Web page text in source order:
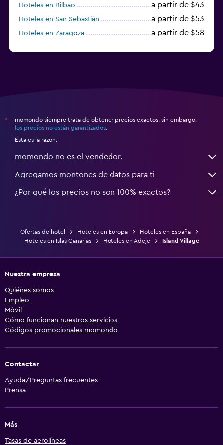
Hoteles en Bilbao a partir de $43
Hoteles en San Sebastián a partir de $53
Hoteles en Zaragoza a partir de $58
*
momondo siempre trata de obtener precios exactos, sin embargo,
los precios no están garantizados
Esta es la razón:
momondo no es el vendedor.
Agregamos montones de datos para ti
¿Por qué los precios no son 100% exactos?
Ofertas de hotel Hoteles en Europa
Hoteles en España
Hoteles en Islas Canarias
Hoteles en Adeje Island Village
Nuestra empresa
Quiénes somos
Empleo
Móvil
Cómo funcionan nuestros servicios
Códigos promocionales momondo
Contactar
Ayuda/Preguntas frecuentes
Prensa
Más
Tasas de aerolíneas